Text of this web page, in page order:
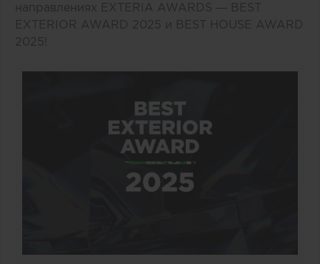
направлениях EXTERIA AWARDS — BEST
EXTERIOR AWARD 2025 и BEST HOUSE AWARD
2025!